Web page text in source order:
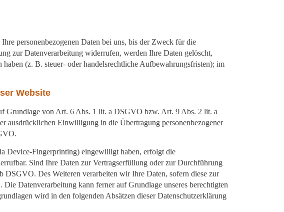
personenbezogenen Daten bei uns, bis der Zweck für die
zur Datenverarbeitung widerrufen, werden Ihre Daten gelöscht,
(z. B. steuer- oder handelsrechtliche Aufbewahrungsfristen); im
Website
Grundlage von Art. 6 Abs. 1 lit. a DSGVO bzw. Art. 9 Abs. 2 lit. a
ausdrücklichen Einwilligung in die Übertragung personenbezogener
Device-Fingerprinting) eingewilligt haben, erfolgt die
Sind Ihre Daten zur Vertragserfüllung oder zur Durchführung
Des Weiteren verarbeiten wir Ihre Daten, sofern diese zur
Datenverarbeitung kann ferner auf Grundlage unseres berechtigten
wird in den folgenden Absätzen dieser Datenschutzerklärung